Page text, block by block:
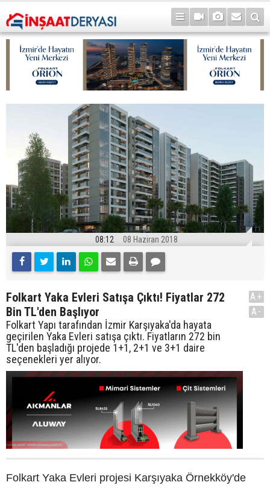
08:12 08 Haziran 2018
Folkart Yaka Evleri Satışa Çıktı! Fiyatlar 272
Bin TL'den Başlıyor
Folkart Yapı tarafından İzmir Karşıyaka'da hayata
geçirilen Yaka Evleri satışa çıktı. Fiyatların 272 bin
TL'den başladığı projede 1+1, 2+1 ve 3+1 daire
seçenekleri yer alıyor.
A+
A-
Folkart Yaka Evleri projesi Karşıyaka Örnekköy'de